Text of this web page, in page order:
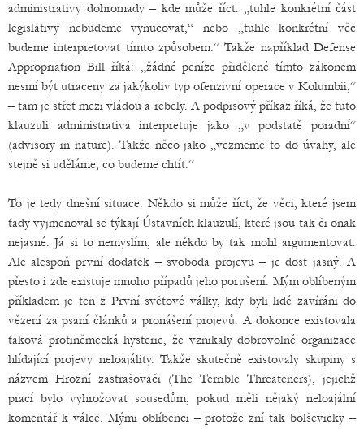
administrativy dohromady – kde může říct: „tuhle konkrétní část
legislativy nebudeme vynucovat,“ nebo „tuhle konkrétní věc
budeme interpretovat tímto způsobem.“ Takže například Defense
Appropriation Bill říká: „žádné peníze přidělené tímto zákonem
nesmí být utraceny za jakýkoliv typ ofenzivní operace v Kolumbii,“
– tam je střet mezi vládou a rebely. A podpisový příkaz říká, že tuto
klauzuli administrativa interpretuje jako „v podstatě poradní“
(advisory in nature). Takže něco jako „vezmeme to do úvahy, ale
stejně si uděláme, co budeme chtít.“
To je tedy dnešní situace. Někdo si může říct, že věci, které jsem
tady vyjmenoval se týkají Ústavních klauzulí, které jsou tak či onak
nejasné. Já si to nemyslím, ale někdo by tak mohl argumentovat.
Ale alespoň první dodatek – svoboda projevu – je dost jasný. A
přesto i zde existuje mnoho případů jeho porušení. Mým oblíbeným
příkladem je ten z První světové války, kdy byli lidé zavíráni do
vězení za psaní článků a pronášení projevů. A dokonce existovala
taková protiněmecká hysterie, že vznikaly dobrovolné organizace
hlídající projevy neloajálity. Takže skutečně existovaly skupiny s
názvem Hrozní zastrašovači (The Terrible Threateners), jejichž
prací bylo vyhrožovat sousedům, pokud měli nějaký neloajální
komentář k válce. Mými oblíbenci – protože zní tak bolševicky –